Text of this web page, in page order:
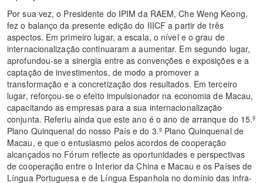
Por sua vez, o Presidente do IPIM da RAEM, Che Weng Keong,
fez o balanço da presente edição do IIICF a partir de três
aspectos. Em primeiro lugar, a escala, o nível e o grau de
internacionalização continuaram a aumentar. Em segundo lugar,
aprofundou-se a sinergia entre as convenções e exposições e a
captação de investimentos, de modo a promover a
transformação e a concretização dos resultados. Em terceiro
lugar, reforçou-se o efeito impulsionador na economia de Macau,
capacitando as empresas para a sua internacionalização
conjunta. Referiu ainda que este ano é o ano de arranque do 15.º
Plano Quinquenal do nosso País e do 3.º Plano Quinquenal de
Macau, e que o entusiasmo pelos acordos de cooperação
alcançados no Fórum reflecte as oportunidades e perspectivas
de cooperação entre o Interior da China e Macau e os Países de
Língua Portuguesa e de Língua Espanhola no domínio das infra-